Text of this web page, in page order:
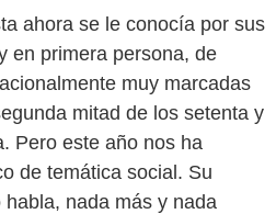
ahora se le conocía por sus
en primera persona, de
muy marcadas
mitad de los setenta y
Pero este año nos ha
de temática social. Su
nada más y nada